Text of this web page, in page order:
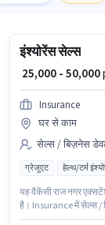
इंश्योरेंस सेल्स
₹ 25,000 - 50,000
Insurance
घर से काम
सेल्स / बिज़नेस
ग्रेजुएट हेल्थ/टर्म
यह वैकेंसी राज नगर
है। Insurance में सेल्स /